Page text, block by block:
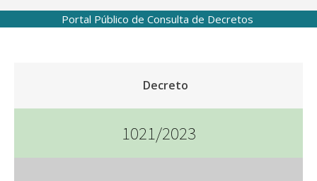
Portal Público de Consulta de Decretos
Decreto
1021/2023